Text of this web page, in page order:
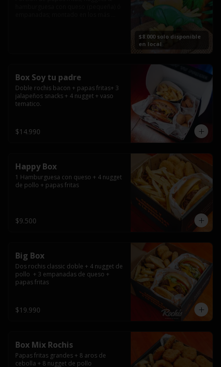
$8.000 solo disponible
en local
Box Soy tu padre
Doble rochis bacon + papas fritas+ 3
jalapeños snacks + 4 nugget + vaso
tematico.
$14.990
Happy Box
1 Hamburguesa con queso + 4 nugget
de pollo + papas fritas
$9.500
Big Box
Dos rochis classic doble + 4 nugget de
pollo  + 3 empanadas de queso +
papas fritas
$19.990
Box Mix Rochis
Papas fritas grandes + 8 aros de
cebolla + 8 nugget de pollo